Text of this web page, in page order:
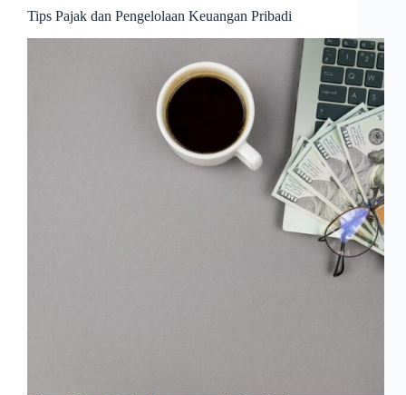
Tips Pajak dan Pengelolaan Keuangan Pribadi